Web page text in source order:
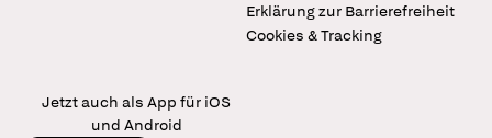
Erklärung zur Barrierefreiheit
Cookies & Tracking
Jetzt auch als App für iOS
und Android